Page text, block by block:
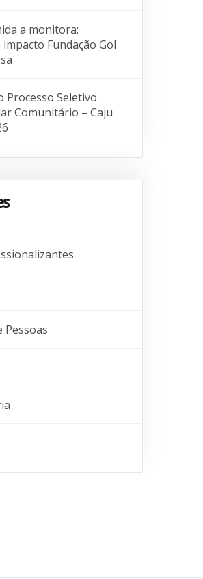
a monitora:
Fundação Gol
Processo Seletivo
Comunitário – Caju
Pessoas